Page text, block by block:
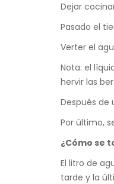
Dejar
Pasado el
Verter el
Nota: el
hervir las
Después de
Por último,
¿Cómo se
El litro de
tarde y la